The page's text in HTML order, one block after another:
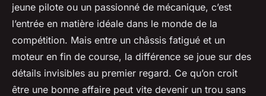
jeune pilote ou un passionné de mécanique, c’est
l’entrée en matière idéale dans le monde de la
compétition. Mais entre un châssis fatigué et un
moteur en fin de course, la différence se joue sur des
détails invisibles au premier regard. Ce qu’on croit
être une bonne affaire peut vite devenir un trou sans